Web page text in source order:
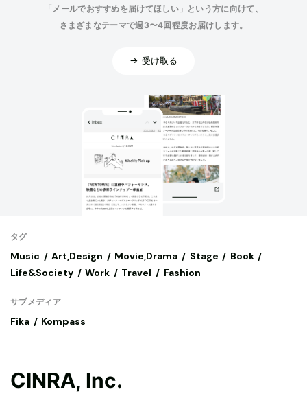
「メールでおすすめを届けてほしい」という方に向けて、
さまざまなテーマで週3〜4回程度お届けします。
受け取る
タグ
Music Art,Design Movie,Drama Stage
Book
Life&Society
Work Travel Fashion
サブメディア
Fika Kompass
CINRA, Inc.